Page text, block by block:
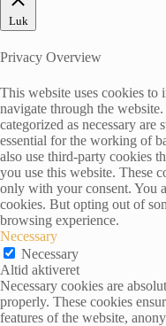
Luk
Privacy Overview
This website uses cookies
navigate through the
categorized as necessary are
essential for the working of
also use third-party cookies
you use this website. These
only with your consent. You
cookies. But opting out of
browsing experience.
Necessary
Necessary
Altid aktiveret
Necessary cookies are
properly. These cookies
features of the website,